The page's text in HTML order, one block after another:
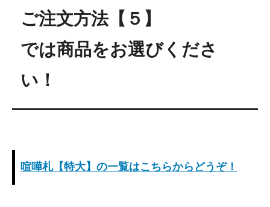
ご注文方法【５】
では商品をお選びくださ
い！
喧嘩札【特大】の一覧はこちらからどうぞ！